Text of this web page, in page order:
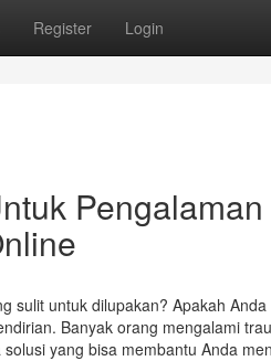
Register Login
sulit untuk dilupakan? Apakah
Banyak orang mengalami
yang bisa membantu Anda